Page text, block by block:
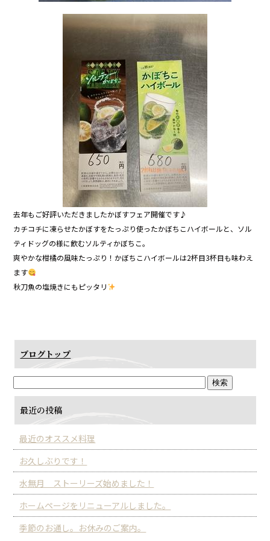
去年もご好評いただきましたかぼすフェア開催です♪
カチコチに凍らせたかぼすをたっぷり使ったかぼちこハイボールと、ソル
ティドッグの様に飲むソルティかぼちこ。
爽やかな柑橘の風味たっぷり！かぼちこハイボールは2杯目3杯目も味わえ
ます
秋刀魚の塩焼きにもピッタリ
ブログトップ
最近の投稿
最近のオススメ料理
お久しぶりです！
水無月 ストーリーズ始めました！
ホームページをリニューアルしました。
季節のお通し。お休みのご案内。